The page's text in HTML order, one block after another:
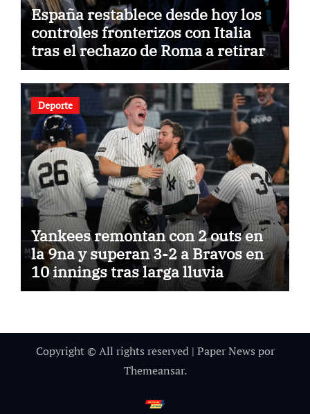
España restablece desde hoy los
controles fronterizos con Italia
tras el rechazo de Roma a retirar
las restricciones
Deporte
Yankees remontan con 2 outs en
la 9na y superan 3-2 a Bravos en
10 innings tras larga lluvia
Copyright © All rights reserved | Paper News por
Themeansar.